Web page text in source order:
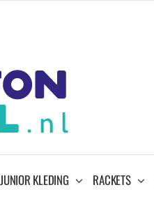
JUNIOR KLEDING RACKETS